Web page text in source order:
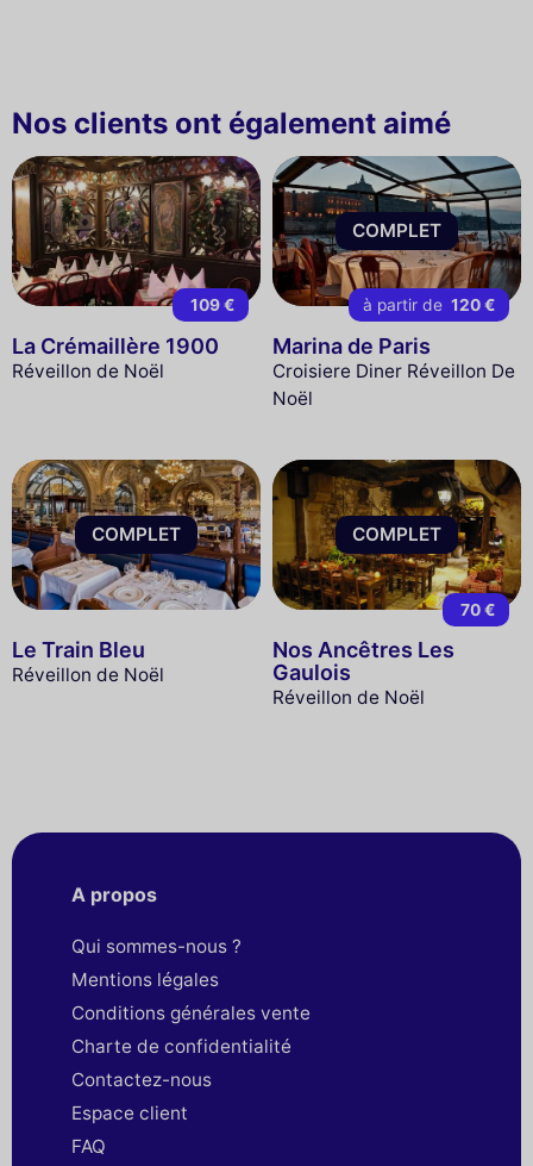
Nos clients ont également aimé
109 €
La Crémaillère 1900
Réveillon de Noël
COMPLET
à partir de 120 €
Marina de Paris
Croisiere Diner Réveillon De
Noël
COMPLET
Le Train Bleu
Réveillon de Noël
COMPLET
70 €
Nos Ancêtres Les
Gaulois
Réveillon de Noël
A propos
Qui sommes-nous ?
Mentions légales
Conditions générales vente
Charte de confidentialité
Contactez-nous
Espace client
FAQ